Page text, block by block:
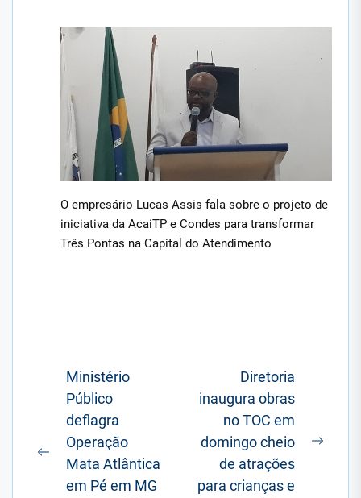
O empresário Lucas Assis fala sobre o projeto de
iniciativa da AcaiTP e Condes para transformar
Três Pontas na Capital do Atendimento
Navegação
Post
Postagem
anterior:
Ministério
Público
deflagra
Operação
Mata Atlântica
em Pé em MG
Diretoria
inaugura obras
no TOC em
domingo cheio
de atrações
para crianças e